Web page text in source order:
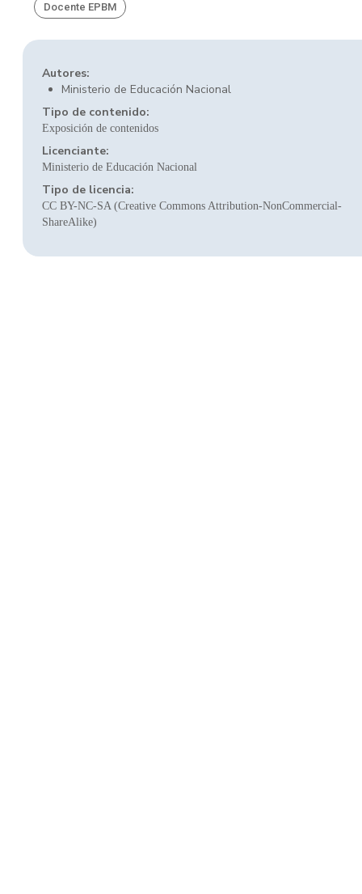
Docente EPBM
Autores:
Ministerio de Educación Nacional
Tipo de contenido:
Exposición de contenidos
Licenciante:
Ministerio de Educación Nacional
Tipo de licencia:
CC BY-NC-SA (Creative Commons Attribution-NonCommercial-
ShareAlike)